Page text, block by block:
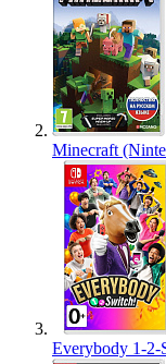
Minecraft
Everybody 1-